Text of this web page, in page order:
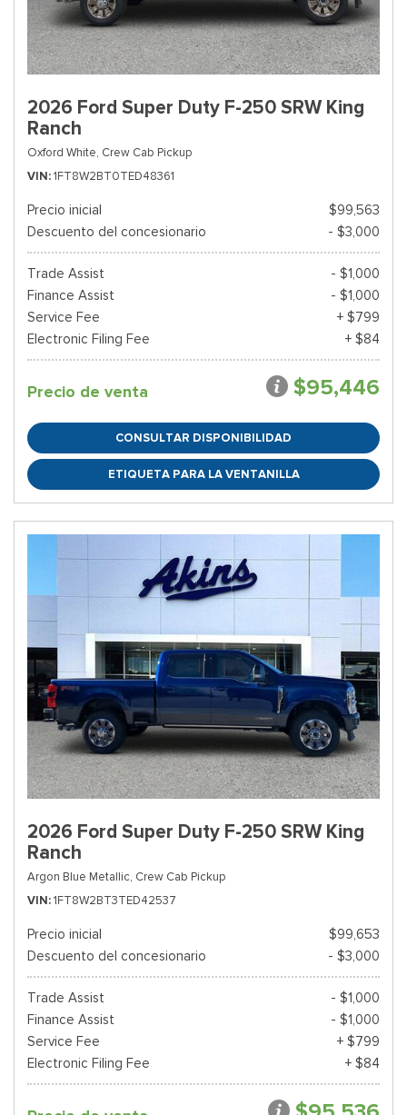
2026 Ford Super Duty F-250 SRW King
Ranch
Oxford White, Crew Cab Pickup
VIN 1FT8W2BT0TED48361
Precio inicial
$99,563
Descuento del concesionario
- $3,000
Trade Assist
- $1,000
Finance Assist
- $1,000
Service Fee
+ $799
Electronic Filing Fee
+ $84
Precio de venta $95,446
CONSULTAR DISPONIBILIDAD
ETIQUETA PARA LA VENTANILLA
2026 Ford Super Duty F-250 SRW King
Ranch
Argon Blue Metallic, Crew Cab Pickup
VIN 1FT8W2BT3TED42537
Precio inicial
$99,653
Descuento del concesionario
- $3,000
Trade Assist
- $1,000
Finance Assist
- $1,000
Service Fee
+ $799
Electronic Filing Fee
+ $84